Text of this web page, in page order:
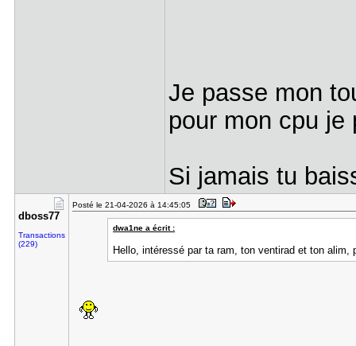
Je passe mon
pour mon cpu je
Si jamais tu
dboss77
Transactions
(229)
Posté le 21-04-2026 à 14:45:05
dwa1ne a écrit :
Hello, intéressé par ta ram, ton ventirad et ton